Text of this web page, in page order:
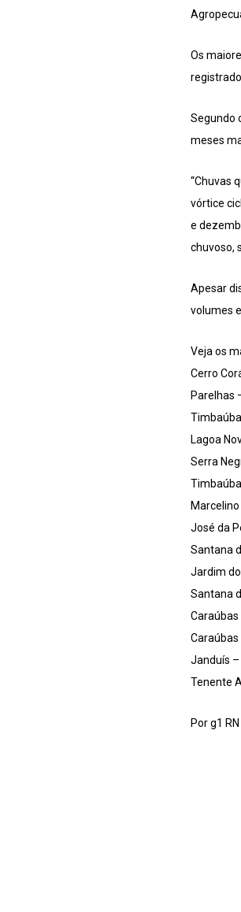
Os
Segundo
meses
“Chuvas
vórtice
e
chuvoso,
Apesar
volumes
Veja os
Cerro
Parelhas
Lagoa
Serra
José da
Santana
Jardim
Santana
Janduís
Tenente
Por g1 RN